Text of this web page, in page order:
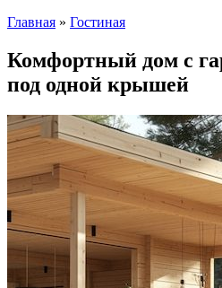
Главная » Гостиная
Комфортный дом с
под одной крышей